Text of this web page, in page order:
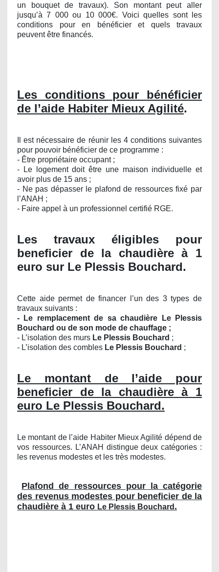
un bouquet de travaux). Son montant peut aller
jusqu’à 7 000 ou 10 000€. Voici quelles sont les
conditions pour en bénéficier et quels travaux
peuvent être financés.
Les conditions pour bénéficier
de l’aide Habiter Mieux Agilité.
Il est nécessaire de réunir les 4 conditions suivantes
pour pouvoir bénéficier de ce programme :
- Être propriétaire occupant ;
- Le logement doit être une maison individuelle et
avoir plus de 15 ans ;
- Ne pas dépasser le plafond de ressources fixé par
l’ANAH ;
- Faire appel à un professionnel certifié RGE.
Les travaux éligibles pour
beneficier de la chaudière à 1
euro sur Le Plessis Bouchard.
Cette aide permet de financer l’un des 3 types de
travaux suivants :
- Le remplacement de sa chaudière Le Plessis
Bouchard ou de son mode de chauffage ;
- L’isolation des murs Le Plessis Bouchard ;
- L’isolation des combles Le Plessis Bouchard ;
Le montant de l’aide pour
beneficier de la chaudière à 1
euro Le Plessis Bouchard.
Le montant de l’aide Habiter Mieux Agilité dépend de
vos ressources. L’ANAH distingue deux catégories :
les revenus modestes et les très modestes.
Plafond de ressources pour la catégorie
des revenus modestes pour beneficier de la
chaudière à 1 euro Le Plessis Bouchard .